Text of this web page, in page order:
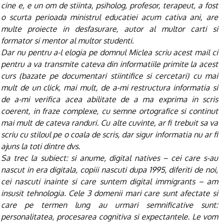
cine e, e un om de stiinta, psiholog, profesor, terapeut, a fost
o scurta perioada ministrul educatiei acum cativa ani, are
multe proiecte in desfasurare, autor al multor carti si
formator si mentor al multor studenti.
Dar nu pentru a-l elogia pe domnul Miclea scriu acest mail ci
pentru a va transmite cateva din informatiile primite la acest
curs (bazate pe documentari stiintifice si cercetari) cu mai
mult de un click, mai mult, de a-mi restructura informatia si
de a-mi verifica acea abilitate de a ma exprima in scris
coerent, in fraze complexe, cu semne ortografice si continut
mai mult de cateva randuri. Cu alte cuvinte, ar fi trebuit sa va
scriu cu stiloul pe o coala de scris, dar sigur informatia nu ar fi
ajuns la toti dintre dvs.
Sa trec la subiect: si anume, digital natives – cei care s-au
nascut in era digitala, copiii nascuti dupa 1995, diferiti de noi,
cei nascuti inainte si care suntem digital immigrants – am
insusit tehnologia. Cele 3 domenii mari care sunt afectate si
care pe termen lung au urmari semnificative sunt:
personalitatea, procesarea cognitiva si expectantele. Le vom